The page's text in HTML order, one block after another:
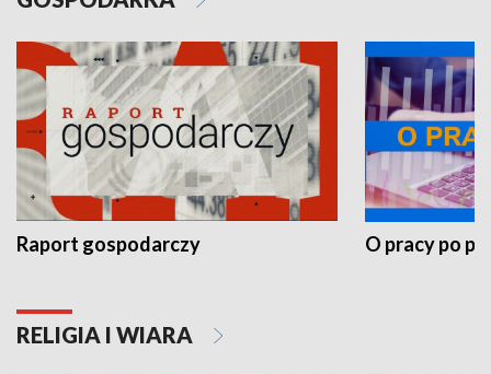
Raport gospodarczy O pracy po
RELIGIA I WIARA